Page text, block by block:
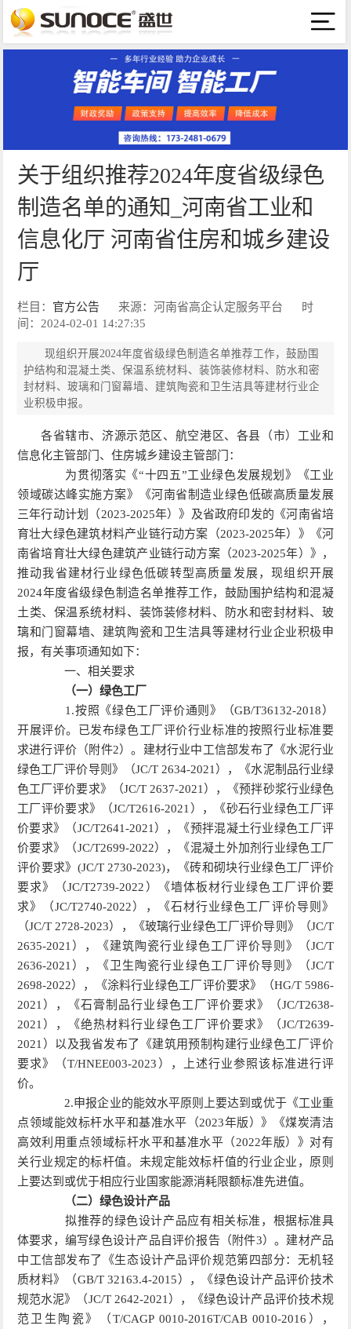
关于组织推荐2024年度省级绿色
制造名单的通知_河南省工业和
信息化厅 河南省住房和城乡建设
厅
栏目： 官方公告 来源：河南省高企认定服务平台
时
间：2024-02-01 14:27:35
现组织开展2024年度省级绿色制造名单推荐工作，鼓励围
护结构和混凝土类、保温系统材料、装饰装修材料、防水和密
封材料、玻璃和门窗幕墙、建筑陶瓷和卫生洁具等建材行业企
业积极申报。
各省辖市、济源示范区、航空港区、各县（市）工业和
信息化主管部门、住房城乡建设主管部门：
为贯彻落实《“十四五”工业绿色发展规划》《工业
领域碳达峰实施方案》《河南省制造业绿色低碳高质量发展
三年行动计划（2023-2025年）》及省政府印发的《河南省培
育壮大绿色建筑材料产业链行动方案（2023-2025年）》《河
南省培育壮大绿色建筑产业链行动方案（2023-2025年）》，
推动我省建材行业绿色低碳转型高质量发展，现组织开展
2024年度省级绿色制造名单推荐工作，鼓励围护结构和混凝
土类、保温系统材料、装饰装修材料、防水和密封材料、玻
璃和门窗幕墙、建筑陶瓷和卫生洁具等建材行业企业积极申
报，有关事项通知如下：
一、相关要求
（一）绿色工厂
1.按照《绿色工厂评价通则》（GB/T36132-2018）
开展评价。已发布绿色工厂评价行业标准的按照行业标准要
求进行评价（附件2）。建材行业中工信部发布了《水泥行业
绿色工厂评价导则》（JC/T 2634-2021），《水泥制品行业绿
色工厂评价要求》（JC/T 2637-2021），《预拌砂浆行业绿色
工厂评价要求》（JC/T2616-2021），《砂石行业绿色工厂评
价要求》（JC/T2641-2021），《预拌混凝土行业绿色工厂评
价要求》（JC/T2699-2022），《混凝土外加剂行业绿色工厂
评价要求》(JC/T 2730-2023)，《砖和砌块行业绿色工厂评价
要求》（JC/T2739-2022）《墙体板材行业绿色工厂评价要
求》（JC/T2740-2022），《石材行业绿色工厂评价导则》
（JC/T 2728-2023），《玻璃行业绿色工厂评价导则》（JC/T
2635-2021），《建筑陶瓷行业绿色工厂评价导则》（JC/T
2636-2021），《卫生陶瓷行业绿色工厂评价导则》（JC/T
2698-2022），《涂料行业绿色工厂评价要求》（HG/T 5986-
2021），《石膏制品行业绿色工厂评价要求》（JC/T2638-
2021），《绝热材料行业绿色工厂评价要求》（JC/T2639-
2021）以及我省发布了《建筑用预制构建行业绿色工厂评价
要求》（T/HNEE003-2023），上述行业参照该标准进行评
价。
2.申报企业的能效水平原则上要达到或优于《工业重
点领域能效标杆水平和基准水平（2023年版）》《煤炭清洁
高效利用重点领域标杆水平和基准水平（2022年版）》对有
关行业规定的标杆值。未规定能效标杆值的行业企业，原则
上要达到或优于相应行业国家能源消耗限额标准先进值。
（二）绿色设计产品
拟推荐的绿色设计产品应有相关标准，根据标准具
体要求，编写绿色设计产品自评价报告（附件3）。建材产品
中工信部发布了《生态设计产品评价规范第四部分：无机轻
质材料》（GB/T 32163.4-2015），《绿色设计产品评价技术
规范水泥》（JC/T 2642-2021），《绿色设计产品评价技术规
范卫生陶瓷》（T/CAGP 0010-2016T/CAB 0010-2016），